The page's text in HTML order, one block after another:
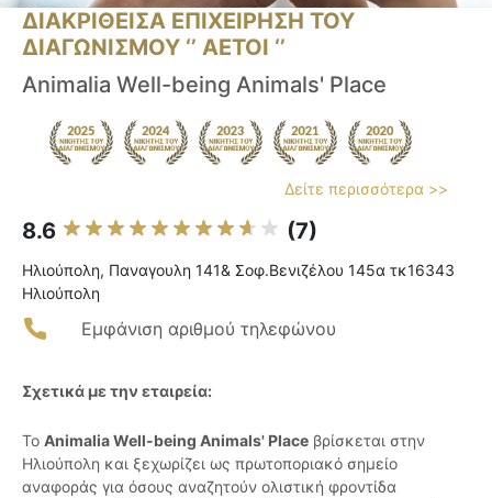
ΔΙΑΚΡΙΘΕΙΣΑ ΕΠΙΧΕΙΡΗΣΗ ΤΟΥ
ΔΙΑΓΩΝΙΣΜΟΥ ‘’ ΑΕΤΟΙ ‘’
Animalia Well-being Animals' Place
Δείτε περισσότερα >>
8.6 (7)
Ηλιούπολη, Παναγουλη 141& Σοφ.Βενιζέλου 145α τκ16343
Ηλιούπολη
Εμφάνιση αριθμού τηλεφώνου
Σχετικά με την εταιρεία:
Το Animalia Well-being Animals' Place βρίσκεται στην
Ηλιούπολη και ξεχωρίζει ως πρωτοποριακό σημείο
αναφοράς για όσους αναζητούν ολιστική φροντίδα